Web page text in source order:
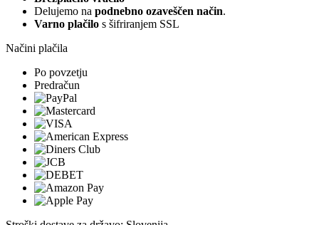
Delujemo na podnebno ozaveščen način.
Varno plačilo s šifriranjem SSL
Načini plačila
Po povzetju
Predračun